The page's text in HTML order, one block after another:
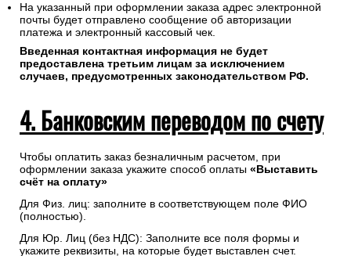
На указанный при оформлении заказа адрес электронной
почты будет отправлено сообщение об авторизации
платежа и электронный кассовый чек.
Введенная контактная информация не будет
предоставлена третьим лицам за исключением
случаев, предусмотренных законодательством РФ.
4. Банковским переводом по счету
Чтобы оплатить заказ безналичным расчетом, при
оформлении заказа укажите способ оплаты «Выставить
счёт на оплату»
Для Физ. лиц: заполните в соответствующем поле ФИО
(полностью).
Для Юр. Лиц (без НДС): Заполните все поля формы и
укажите реквизиты, на которые будет выставлен счет.